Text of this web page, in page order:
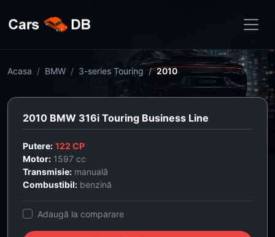
Acasa BMW 3-series Touring 2010
2010 BMW 316i Touring Business Line
Putere: 122 CP
Motor: 1597 cc
Transmisie: manuală
Combustibil: benzină
Adaugă la comparare